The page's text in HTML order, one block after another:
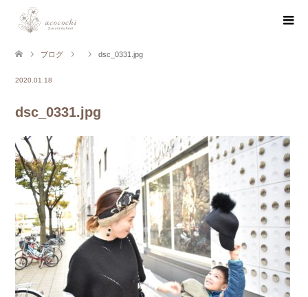
ブログ dsc_0331.jpg
2020.01.18
dsc_0331.jpg